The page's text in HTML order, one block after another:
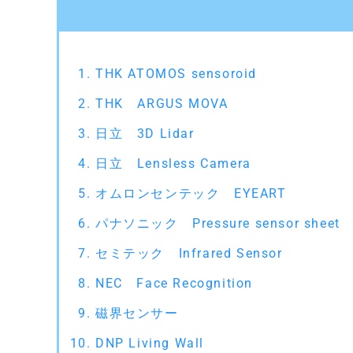
THK ATOMOS sensoroid
THK ARGUS MOVA
日立 3D Lidar
日立 Lensless Camera
オムロンセンテック EYEART
パナソニック Pressure sensor sheet
セミテック Infrared Sensor
NEC Face Recognition
磁界センサー
DNP Living Wall